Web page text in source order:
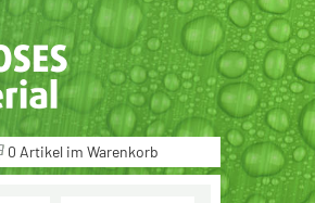
0 Artikel im Warenkorb